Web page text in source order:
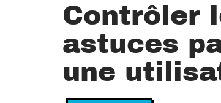
Contrôler
astuces
une